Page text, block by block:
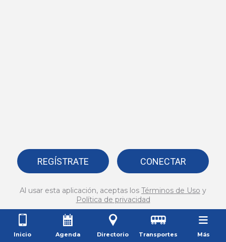
REGÍSTRATE CONECTAR
Al usar esta aplicación, aceptas los Términos de Uso y
Política de privacidad
Inicio Agenda Directorio Transportes Más